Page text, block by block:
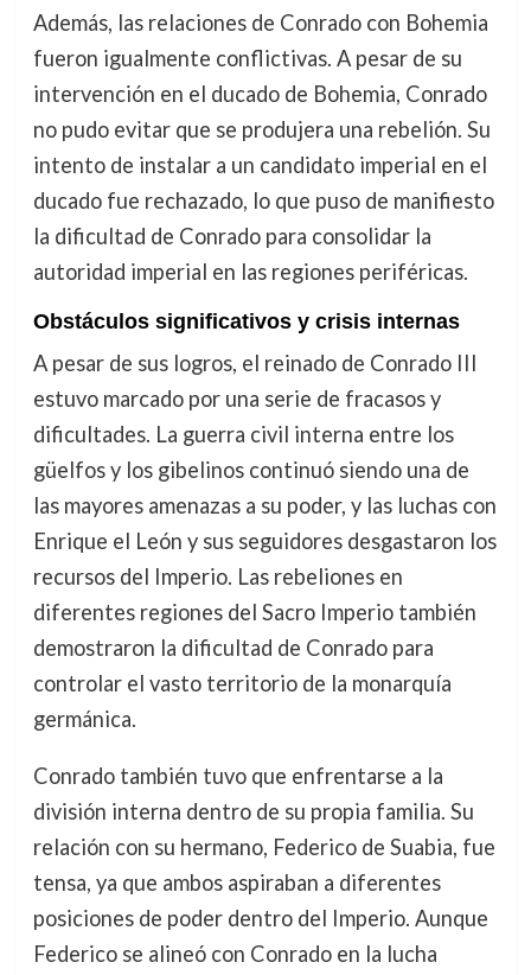
Además, las relaciones de Conrado con Bohemia
fueron igualmente conflictivas. A pesar de su
intervención en el ducado de Bohemia, Conrado
no pudo evitar que se produjera una rebelión. Su
intento de instalar a un candidato imperial en el
ducado fue rechazado, lo que puso de manifiesto
la dificultad de Conrado para consolidar la
autoridad imperial en las regiones periféricas.
Obstáculos significativos y crisis internas
A pesar de sus logros, el reinado de Conrado III
estuvo marcado por una serie de fracasos y
dificultades. La guerra civil interna entre los
güelfos y los gibelinos continuó siendo una de
las mayores amenazas a su poder, y las luchas con
Enrique el León y sus seguidores desgastaron los
recursos del Imperio. Las rebeliones en
diferentes regiones del Sacro Imperio también
demostraron la dificultad de Conrado para
controlar el vasto territorio de la monarquía
germánica.
Conrado también tuvo que enfrentarse a la
división interna dentro de su propia familia. Su
relación con su hermano, Federico de Suabia, fue
tensa, ya que ambos aspiraban a diferentes
posiciones de poder dentro del Imperio. Aunque
Federico se alineó con Conrado en la lucha